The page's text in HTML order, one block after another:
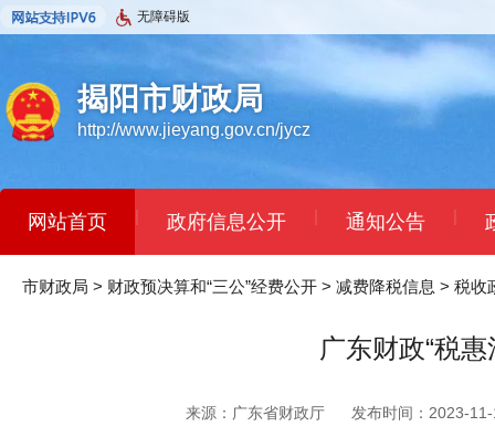
无障碍版
揭阳市财政局
http://www.jieyang.gov.cn/jycz
网站首页 | 政府信息公开 | 通知公告 |
市财政局 > 财政预决算和“三公”经费公开 > 减费降税信息 > 税收
广东财政“税
来源：广东省财政厅 发布时间：2023-